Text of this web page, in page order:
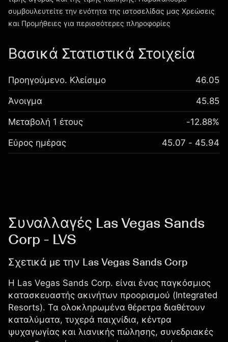
Χρεώσεις και Τέλη
συμβουλευτείτε την ενότητα της ιστοσελίδας μας Χρεώσεις
και Προμήθειες για περισσότερες πληροφορίες
Βασικά Στατιστικά Στοιχεία
Προηγούμενο. Κλείσιμο 46.05
Άνοιγμα 45.85
Μεταβολή 1 έτους -12.88%
Εύρος ημέρας 45.07 - 45.94
Συναλλαγές Las Vegas Sands
Corp - LVS
Σχετικά με την Las Vegas Sands Corp
Η Las Vegas Sands Corp. είναι ένας παγκόσμιος
κατασκευαστής ακινήτων προορισμού (Integrated
Resorts). Τα ολοκληρωμένα θέρετρα διαθέτουν
καταλύματα, τυχερά παιχνίδια, κέντρα
ψυχαγωγίας και λιανικής πώλησης, συνεδριακές